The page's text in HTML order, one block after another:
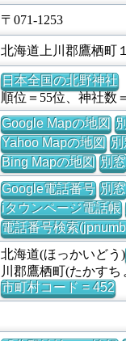
〒071-1253
北海道上川郡鷹栖町
日本全国の北野神社
順位＝55位、神社数
Google Mapの地図
Yahoo Mapの地図 別
Bing Mapの地図 別窓
Google電話番号 別窓
iタウンページ電話帳
電話番号検索
北海道(ほっかいどう)
川郡鷹栖町(たかすち
市町村コード = 452